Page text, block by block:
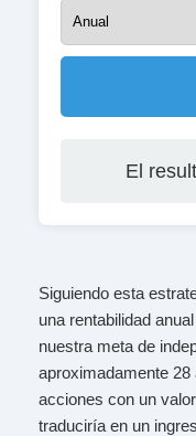
El
Siguiendo esta
una rentabilidad
nuestra meta de
aproximadamente 28
acciones con un
traduciría en un